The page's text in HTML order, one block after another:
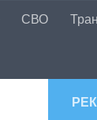
СВО